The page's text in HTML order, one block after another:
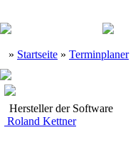
» Startseite » Terminplaner
Hersteller der Software
Roland Kettner